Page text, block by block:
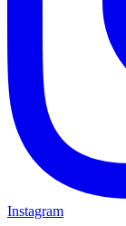
Instagram